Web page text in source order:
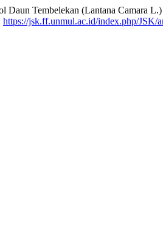
Tembelekan (Lantana Camara
https://jsk.ff.unmul.ac.id/index.php/JSK/